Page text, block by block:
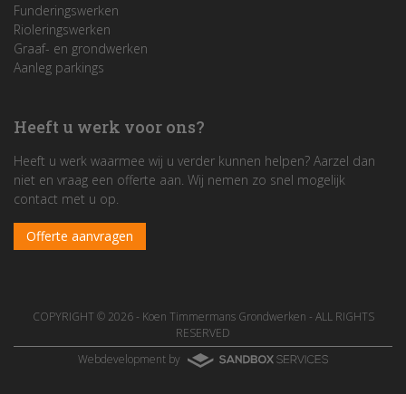
Funderingswerken
Rioleringswerken
Graaf- en grondwerken
Aanleg parkings
Heeft u werk voor ons?
Heeft u werk waarmee wij u verder kunnen helpen? Aarzel dan
niet en vraag een offerte aan. Wij nemen zo snel mogelijk
contact met u op.
Offerte aanvragen
COPYRIGHT © 2026 - Koen Timmermans Grondwerken - ALL RIGHTS
RESERVED
Webdevelopment by